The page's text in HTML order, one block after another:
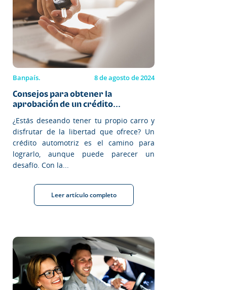
Banpaís. 8 de agosto de 2024
Consejos para obtener la
aprobación de un crédito...
¿Estás deseando tener tu propio carro y
disfrutar de la libertad que ofrece? Un
crédito automotriz es el camino para
lograrlo, aunque puede parecer un
desafío. Con la...
Leer artículo completo